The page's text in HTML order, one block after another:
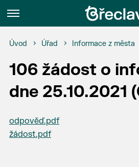
Menu
Úvod Úřad Informace z města
106 žádost o
dne 25.10.2021
odpověď.pdf
žádost.pdf